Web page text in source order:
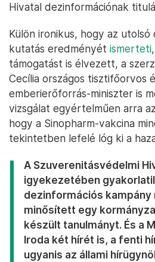
Hivatal dezinformációnak
Külön ironikus, hogy az
kutatás eredményét ismerteti
támogatást is élvezett, a
Cecília országos tisztifőorvos
emberierőforrás-miniszter is
vizsgálat egyértelműen arra
hogy a Sinopharm-vakcina
tekintetben lefelé lóg ki a
A Szuverenitásvédelmi
igyekezetében
dezinformációs kampány
minősített egy
készült tanulmányt. És a
Iroda két hírét is, a fenti
ugyanis az állami